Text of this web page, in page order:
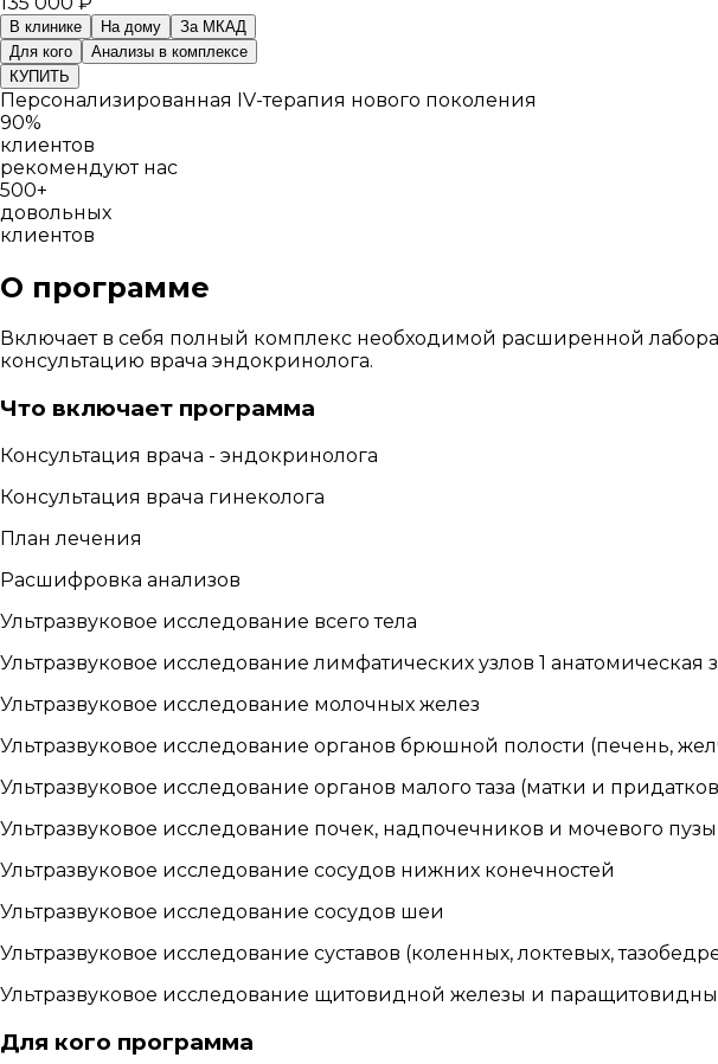
В клинике На дому
За МКАД
Для кого
Анализы в комплексе
КУПИТЬ
Персонализированная IV-терапия нового поколения
90%
клиентов
рекомендуют нас
500+
довольных
клиентов
О программе
Включает в себя полный комплекс необходимой расширенной
консультацию врача эндокринолога.
Что включает программа
Консультация врача - эндокринолога
Консультация врача гинеколога
План лечения
Расшифровка анализов
Ультразвуковое исследование всего тела
Ультразвуковое исследование лимфатических узлов 1 анатомическая
Ультразвуковое исследование молочных желез
Ультразвуковое исследование органов брюшной полости (печень,
Ультразвуковое исследование органов малого таза (матки и
Ультразвуковое исследование почек, надпочечников и мочевого
Ультразвуковое исследование сосудов нижних конечностей
Ультразвуковое исследование сосудов шеи
Ультразвуковое исследование суставов (коленных, локтевых,
Ультразвуковое исследование щитовидной железы и
Для кого программа